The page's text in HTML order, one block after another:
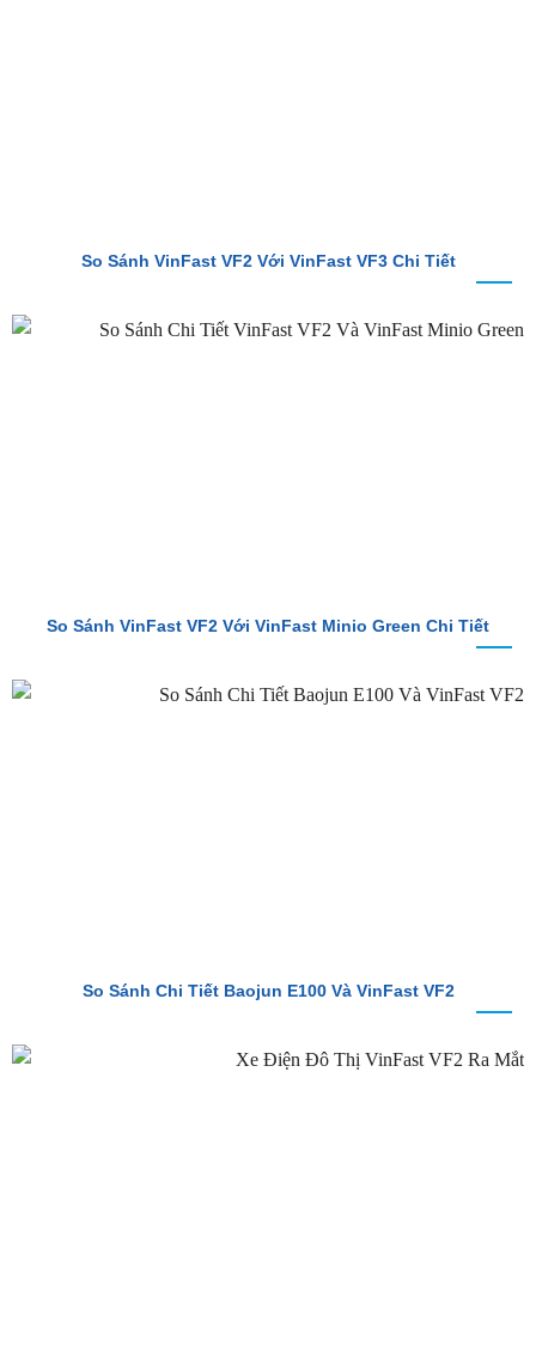
So Sánh VinFast VF2 Với VinFast VF3 Chi Tiết
So Sánh VinFast VF2 Với VinFast Minio Green Chi Tiết
So Sánh Chi Tiết Baojun E100 Và VinFast VF2